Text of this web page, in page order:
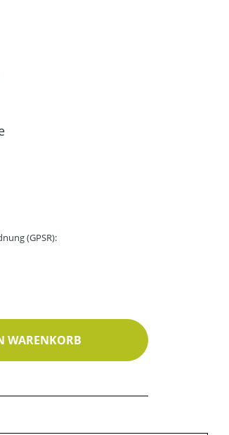
(GPSR):
Wert ein oder
WARENKORB